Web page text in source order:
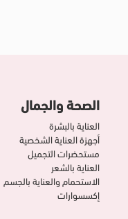
الصحة والجمال
العناية بالبشرة
أجهزة العناية الشخصية
مستحضرات التجميل
العناية بالشعر
الاستحمام والعناية بالجسم
إكسسوارات